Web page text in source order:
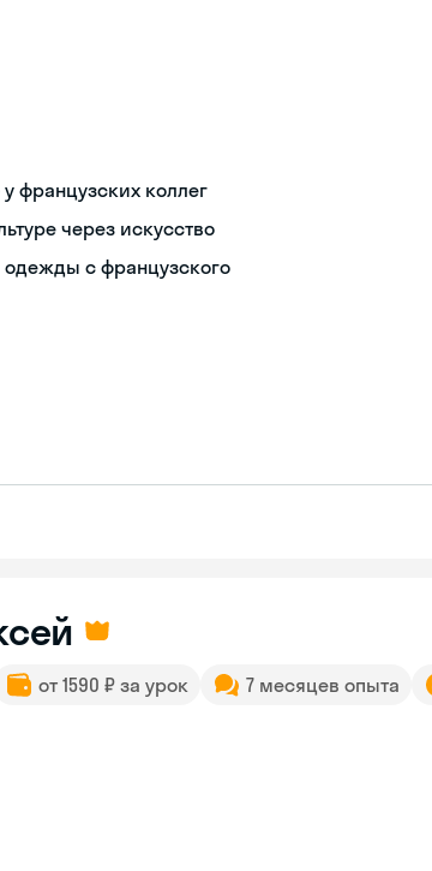
французских коллег
через искусство
одежды с французского
от 1590 ₽ за урок 7 месяцев опыта